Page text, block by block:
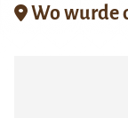
Wo wurde